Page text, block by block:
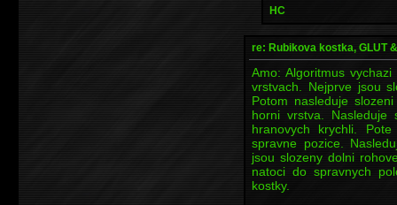
HC
re: Rubikova kostka, GLUT
Amo: Algoritmus
vrstvach. Nejprve jsou
Potom nasleduje
horni vrstva. Nasleduje
hranovych krychli.
spravne pozice.
jsou slozeny dolni
natoci do spravnych
kostky.